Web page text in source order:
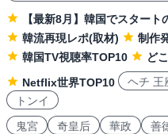
【最新8月】韓国でスター
韓流再現レポ(取材)
制作
韓国TV視聴率TOP10
ど
Netflix世界TOP10
ヘチ 王
トンイ
鬼宮
奇皇后 華政 善